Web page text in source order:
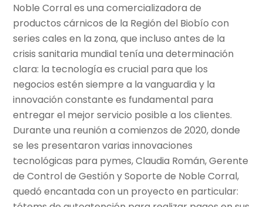
Noble Corral es una comercializadora de
productos cárnicos de la Región del Biobío con
series cales en la zona, que incluso antes de la
crisis sanitaria mundial tenía una determinación
clara: la tecnología es crucial para que los
negocios estén siempre a la vanguardia y la
innovación constante es fundamental para
entregar el mejor servicio posible a los clientes.
Durante una reunión a comienzos de 2020, donde
se les presentaron varias innovaciones
tecnológicas para pymes, Claudia Román, Gerente
de Control de Gestión y Soporte de Noble Corral,
quedó encantada con un proyecto en particular: